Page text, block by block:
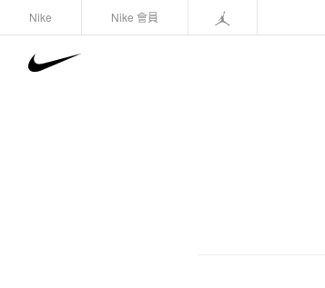
Nike Nike 會員